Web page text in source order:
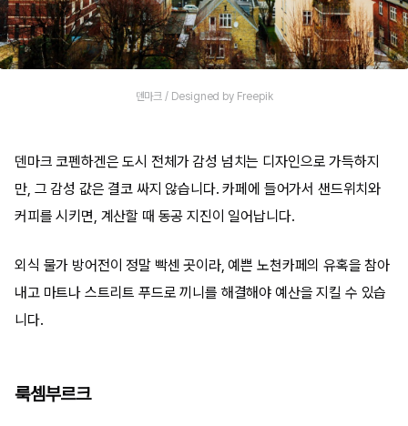
덴마크 / Designed by Freepik
덴마크 코펜하겐은 도시 전체가 감성 넘치는 디자인으로 가득하지
만, 그 감성 값은 결코 싸지 않습니다. 카페에 들어가서 샌드위치와
커피를 시키면, 계산할 때 동공 지진이 일어납니다.
외식 물가 방어전이 정말 빡센 곳이라, 예쁜 노천카페의 유혹을 참아
내고 마트나 스트리트 푸드로 끼니를 해결해야 예산을 지킬 수 있습
니다.
룩셈부르크